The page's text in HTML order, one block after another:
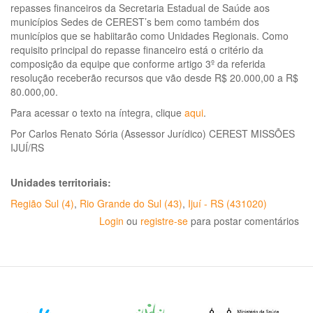
repasses financeiros da Secretaria Estadual de Saúde aos
municípios Sedes de CEREST’s bem como também dos
municípios que se habiitarão como Unidades Regionais. Como
requisito principal do repasse financeiro está o critério da
composição da equipe que conforme artigo 3º da referida
resolução receberão recursos que vão desde R$ 20.000,00 a R$
80.000,00.
Para acessar o texto na íntegra, clique aqui.
Por Carlos Renato Sória (Assessor Jurídico) CEREST MISSÕES
IJUÍ/RS
Unidades territoriais:
Região Sul (4), Rio Grande do Sul (43), Ijuí - RS (431020)
Login ou registre-se para postar comentários